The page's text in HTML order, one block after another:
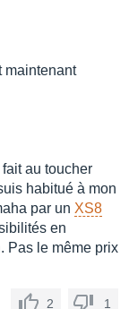
maintenant
au toucher
habitué à mon
par un XS8
en
Pas le même prix
2 1